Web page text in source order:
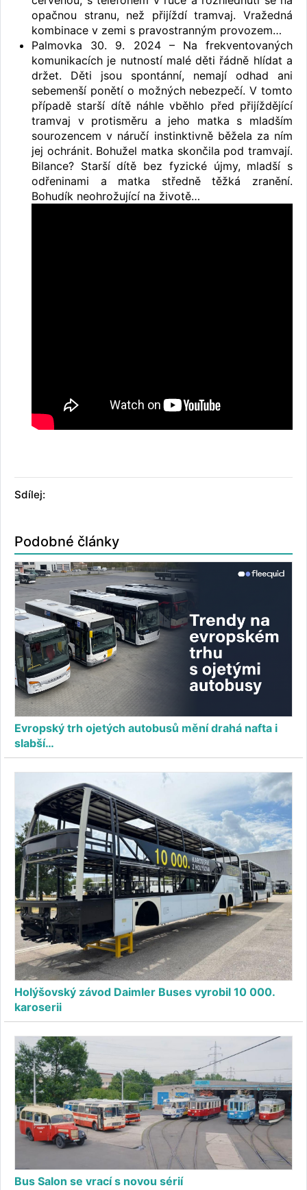
opačnou stranu, než přijíždí tramvaj. Vražedná
kombinace v zemi s pravostranným provozem…
Palmovka 30. 9. 2024 – Na frekventovaných
komunikacích je nutností malé děti řádně hlídat a
držet. Děti jsou spontánní, nemají odhad ani
sebemenší ponětí o možných nebezpečí. V tomto
případě starší dítě náhle vběhlo před přijíždějící
tramvaj v protisměru a jeho matka s mladším
sourozencem v náručí instinktivně běžela za ním
jej ochránit. Bohužel matka skončila pod tramvají.
Bilance? Starší dítě bez fyzické újmy, mladší s
odřeninami a matka středně těžká zranění.
Bohudík neohrožující na životě…
Sdílej:
Podobné články
Evropský trh ojetých autobusů mění drahá nafta i
slabší…
Holýšovský závod Daimler Buses vyrobil 10 000.
karoserii
Bus Salon se vrací s novou sérií